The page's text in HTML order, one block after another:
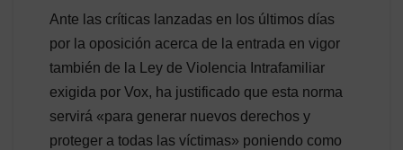
Ante las críticas lanzadas en los últimos días
por la oposición acerca de la entrada en vigor
también de la Ley de Violencia Intrafamiliar
exigida por Vox, ha justificado que esta norma
servirá «para generar nuevos derechos y
proteger a todas las víctimas» poniendo como